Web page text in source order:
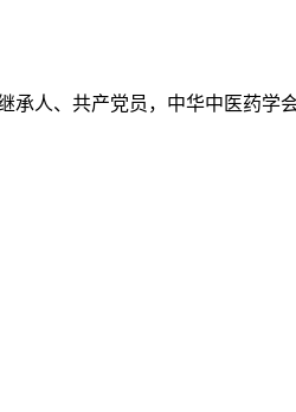
人、共产党员，中华中医药学